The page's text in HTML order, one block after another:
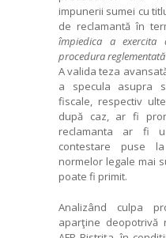
impunerii sumei cu
de reclamantă în
împiedica a exercita
procedura reglementată
A valida teza
a specula asupra
fiscale, respectiv
după caz, ar fi
reclamanta ar fi
contestare puse
normelor legale mai
poate fi primit.
Analizând culpa
aparţine deopotrivă